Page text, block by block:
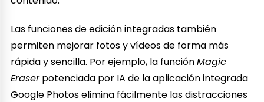
Las funciones de edición integradas también
permiten mejorar fotos y vídeos de forma más
rápida y sencilla. Por ejemplo, la funciónMagic
Eraserpotenciada por IA de la aplicación integrada
Google Photos elimina fácilmente las distracciones